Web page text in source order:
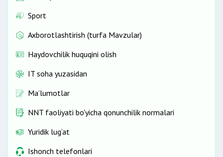
Sport
Axborotlashtirish (turfa Mavzular)
Haydovchilik huquqini olish
IT soha yuzasidan
Ma’lumotlar
NNT faoliyati bo'yicha qonunchilik normalari
Yuridik lug‘at
Ishonch telefonlari